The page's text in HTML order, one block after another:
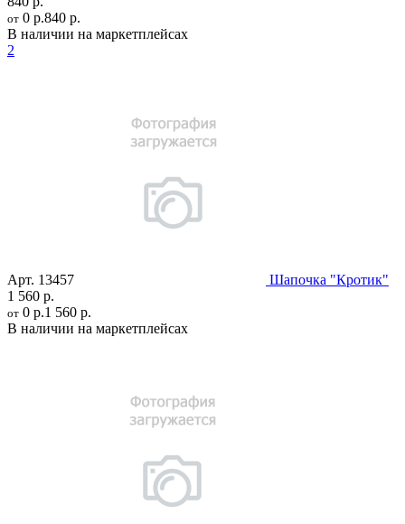
от 0 р.840 р.
В наличии на маркетплейсах
2
Арт. 13457
Шапочка "Кротик"
1 560 р.
от 0 р.1 560 р.
В наличии на маркетплейсах